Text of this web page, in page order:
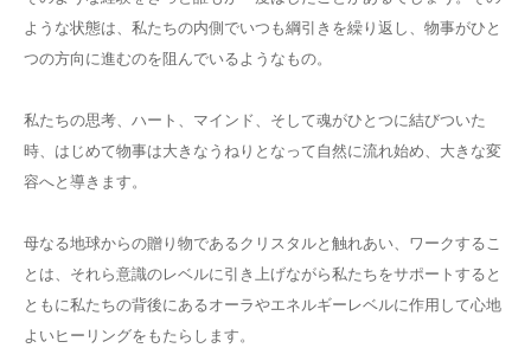
ような状態は、私たちの内側でいつも綱引きを繰り返し、物事がひと
つの方向に進むのを阻んでいるようなもの。
私たちの思考、ハート、マインド、そして魂がひとつに結びついた
時、はじめて物事は大きなうねりとなって自然に流れ始め、大きな変
容へと導きます。
母なる地球からの贈り物であるクリスタルと触れあい、ワークするこ
とは、それら意識のレベルに引き上げながら私たちをサポートすると
ともに私たちの背後にあるオーラやエネルギーレベルに作用して心地
よいヒーリングをもたらします。